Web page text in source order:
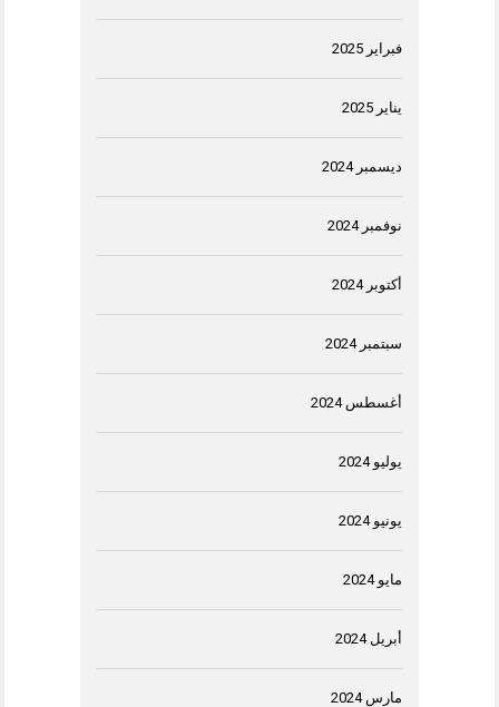
فبراير 2025
يناير 2025
ديسمبر 2024
نوفمبر 2024
أكتوبر 2024
سبتمبر 2024
أغسطس 2024
يوليو 2024
يونيو 2024
مايو 2024
أبريل 2024
مارس 2024